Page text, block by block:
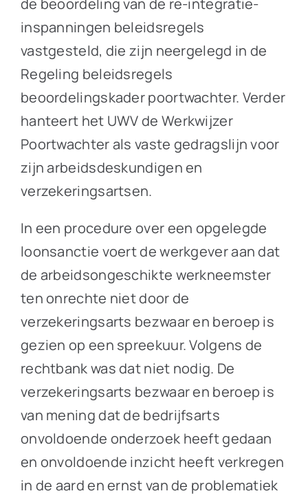
de beoordeling van de re-integratie-
inspanningen beleidsregels
vastgesteld, die zijn neergelegd in de
Regeling beleidsregels
beoordelingskader poortwachter. Verder
hanteert het UWV de Werkwijzer
Poortwachter als vaste gedragslijn voor
zijn arbeidsdeskundigen en
verzekeringsartsen.
In een procedure over een opgelegde
loonsanctie voert de werkgever aan dat
de arbeidsongeschikte werkneemster
ten onrechte niet door de
verzekeringsarts bezwaar en beroep is
gezien op een spreekuur. Volgens de
rechtbank was dat niet nodig. De
verzekeringsarts bezwaar en beroep is
van mening dat de bedrijfsarts
onvoldoende onderzoek heeft gedaan
en onvoldoende inzicht heeft verkregen
in de aard en ernst van de problematiek